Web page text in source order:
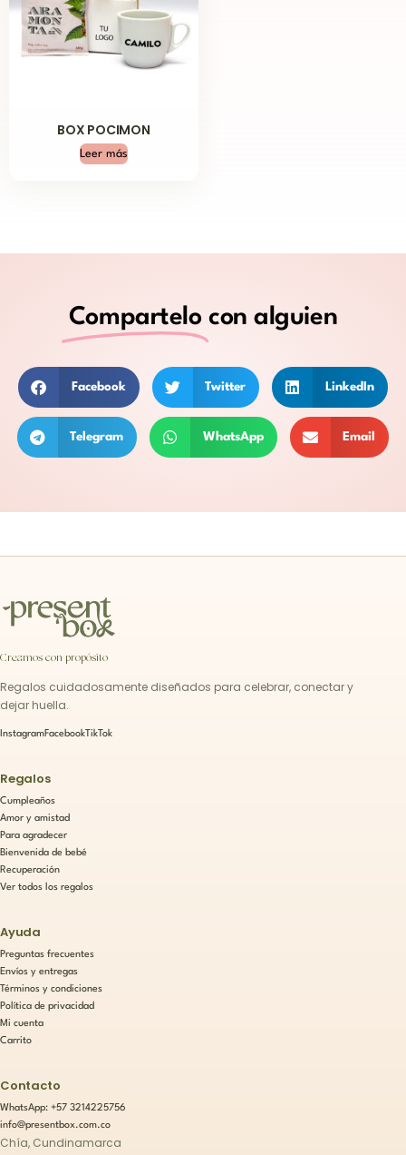
BOX POCIMON
Leer más
Compartelo con alguien
Facebook Twitter LinkedIn
Telegram WhatsApp Email
Creamos con propósito
Regalos cuidadosamente diseñados para celebrar, conectar y
dejar huella.
InstagramFacebook TikTok
Regalos
Cumpleaños
Amor y amistad
Para agradecer
Bienvenida de bebé
Recuperación
Ver todos los regalos
Ayuda
Preguntas frecuentes
Envíos y entregas
Términos y condiciones
Política de privacidad
Mi cuenta
Carrito
Contacto
WhatsApp: +57 3214225756
info@presentbox.com.co
Chía, Cundinamarca